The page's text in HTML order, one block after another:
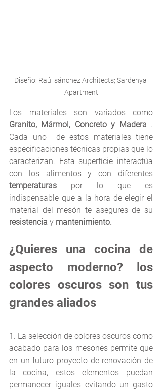
Diseño: Raúl sánchez Architects; Sardenya
Apartment
Granito, Mármol, Concreto y Madera .
Cada uno  de estos materiales tiene
especificaciones técnicas propias que lo
caracterizan. Esta superficie interactúa
temperaturas por lo que es
indispensable que a la hora de elegir el
resistencia y mantenimiento.
¿Quieres una cocina de
aspecto moderno? los
colores oscuros son tus
grandes aliados
1. La selección de colores oscuros como
acabado para los mesones permite que
en un futuro proyecto de renovación de
la cocina, estos elementos puedan
permanecer iguales evitando un gasto